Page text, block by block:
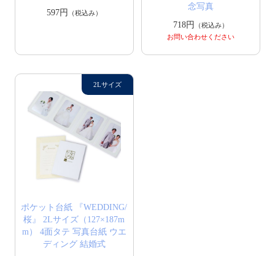
597円
（税込み）
念写真
718円
（税込み）
お問い合わせください
ポケット台紙 『WEDDING/
桜』 2Lサイズ（127×187m
m） 4面タテ 写真台紙 ウエ
ディング 結婚式